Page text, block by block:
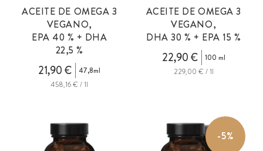
ACEITE DE OMEGA 3
VEGANO,
EPA 40 % + DHA
22,5 %
21,90 €
47,8ml
458,16 € / 1l
ACEITE DE OMEGA 3
VEGANO,
DHA 30 % + EPA 15 %
22,90 €
100 ml
229,00 € / 1l
-5%